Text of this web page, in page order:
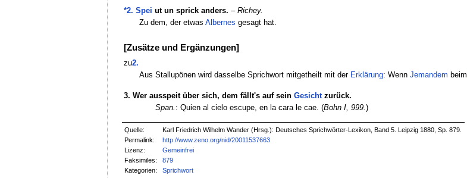
*2. Spei ut un sprick anders. – Richey.
Zu dem, der etwasAlbernes gesagt hat.
[Zusätze und Ergänzungen]
zu2.
Aus Stallupönen wird dasselbe Sprichwort mitgetheilt mit der Erklärung: WennJemandem beim
3. Wer ausspeit über sich, dem fällt's auf sein Gesichtzurück.
Span. : Quien al cielo escupe, en la cara le cae. (Bohn I, 999.)
Quelle:
Karl Friedrich Wilhelm Wander (Hrsg.): Deutsches Sprichwörter-Lexikon, Band 5. Leipzig 1880, Sp. 879.
Permalink:
http://www.zeno.org/nid/20011537663
Lizenz:
Gemeinfrei
Faksimiles:
879
Kategorien:
Sprichwort